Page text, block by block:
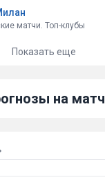
матчи. Топ-клубы
Показать еще
на матч